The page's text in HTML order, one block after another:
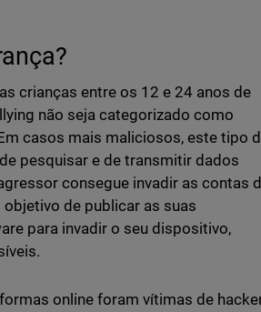
crianças entre os 12 e 24 anos de
não seja categorizado como
casos mais maliciosos, este tipo
pesquisar e de transmitir dados
consegue invadir as contas
de publicar as suas
para invadir o seu dispositivo,
online foram vítimas de